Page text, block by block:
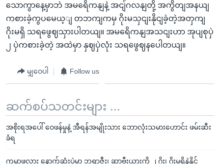
သောကွာနေ့မှာဘဲ အမရေိကနျနဲ့ အငျ်ဂလနျတို့ အကွိတျအနယျ
ကစားခဲ့ကွပမေယ့ျ တဘကျကမှ ဂိုးမသှငျးနိုငျခဲ့တဲ့အတှကျ
ဂိုးမရှိ သရဖွေဈသှားပါတယျ။ အမရေိကနျအသငျးဟာ အုပျစုပှဲ
၂ ပှဲကစားခဲ့တဲ့ အထဲမှာ နှဈပှဲလုံး သရဖွေဈနပေါတယျ။
မျှဝေပါ Follow us
ဆက်စပ်သတင်းများ ...
အစိုးရအပေါ် ဝေဖန်မှုနဲ့ အီရန်အမျိုးသား ဘောလုံးသမားဟောင်း ဖမ်းဆီး
ခံရ
ကမ္ဘာ့ဖလား နောက်ဆုံးပွဲမှာ ဘရာဇီး၊ ဆာဗီးယားကို ၂ ဂိုး၊ ဂိုးမရှိနဲ့နိုင်